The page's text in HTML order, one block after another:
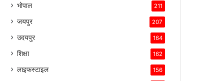
भोपाल 211
जयपुर 207
उदयपुर 164
शिक्षा 162
लाइफस्टाइल 156